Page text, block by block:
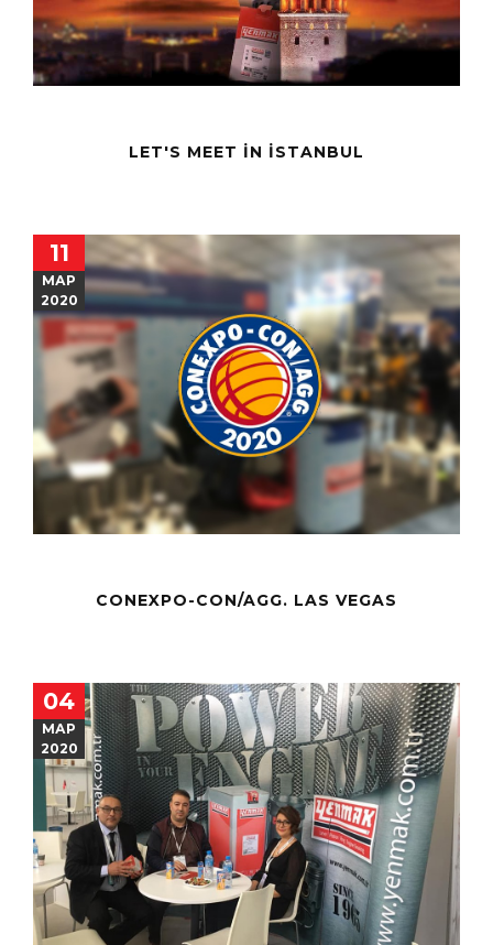
LET'S MEET IN İSTANBUL
11
МАР
2020
CONEXPO-CON/AGG. LAS VEGAS
04
МАР
2020